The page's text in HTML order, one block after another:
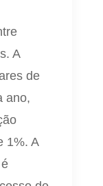
A
de
ano,
1%. A